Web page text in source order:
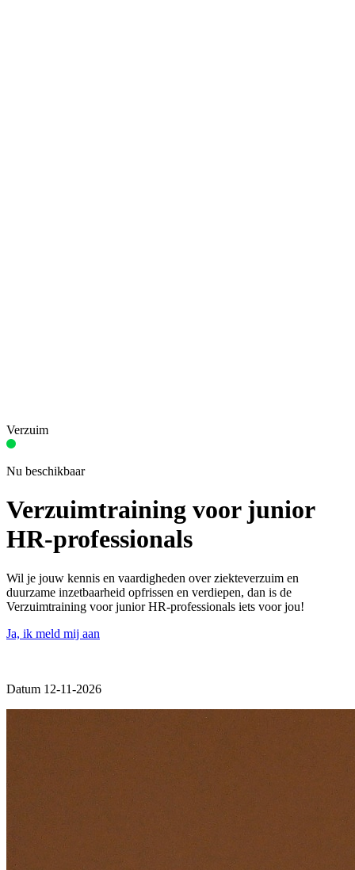
Verzuim
Nu beschikbaar
Verzuimtraining voor junior
HR-professionals
Wil je jouw kennis en vaardigheden over ziekteverzuim en
duurzame inzetbaarheid opfrissen en verdiepen, dan is de
Verzuimtraining voor junior HR-professionals iets voor jou!
Ja, ik meld mij aan
Datum 12-11-2026